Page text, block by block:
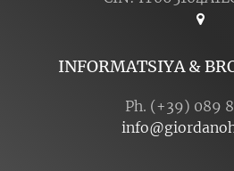
INFORMATSIYA &
Ph. (+39) 089